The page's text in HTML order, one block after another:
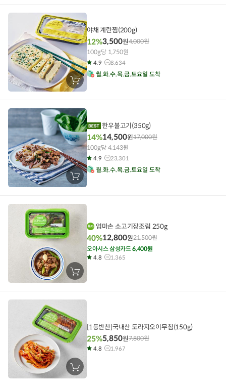
에
담
기
장
바
에
담
기
야채 계란찜(200g)
12%3,500원4,000원
100g당 1,750원
4.9 8,634
월 화 수 목 금 토요일 도착
장
바
에
기
한우불고기(350g)
14%14,500원17,000원
100g당 4,143원
4.9 23,301
월 화 수 목 금 토요일 도착
장
바
에
엄마손 소고기장조림 250g
40%12,800원21,500원
오아시스 삼성카드6,400원
4.8 1,365
장
바
[1등반찬]국내산 도라지오이무침(150g)
25%5,850원7,800원
4.8 1,967